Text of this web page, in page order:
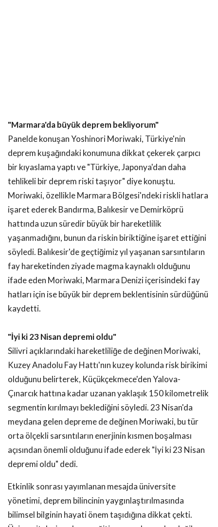
Panelde konuşan Yoshinori Moriwaki, Türkiye'nin
deprem kuşağındaki konumuna dikkat çekerek çarpıcı
bir kıyaslama yaptı ve "Türkiye, Japonya'dan daha
tehlikeli bir deprem riski taşıyor" diye konuştu.
Moriwaki, özellikle Marmara Bölgesi'ndeki riskli hatlara
işaret ederek Bandırma, Balıkesir ve Demirköprü
hattında uzun süredir büyük bir hareketlilik
yaşanmadığını, bunun da riskin biriktiğine işaret ettiğini
söyledi. Balıkesir'de geçtiğimiz yıl yaşanan sarsıntıların
fay hareketinden ziyade magma kaynaklı olduğunu
ifade eden Moriwaki, Marmara Denizi içerisindeki fay
hatları için ise büyük bir deprem beklentisinin sürdüğünü
kaydetti.
Silivri açıklarındaki hareketliliğe de değinen Moriwaki,
Kuzey Anadolu Fay Hattı'nın kuzey kolunda risk birikimi
olduğunu belirterek, Küçükçekmece'den Yalova-
Çınarcık hattına kadar uzanan yaklaşık 150 kilometrelik
segmentin kırılmayı beklediğini söyledi. 23 Nisan'da
meydana gelen depreme de değinen Moriwaki, bu tür
orta ölçekli sarsıntıların enerjinin kısmen boşalması
açısından önemli olduğunu ifade ederek "İyi ki 23 Nisan
depremi oldu" dedi.
yönetimi, deprem bilincinin yaygınlaştırılmasında
bilimsel bilginin hayati önem taşıdığına dikkat çekti.
Üniversitelerin yalnızca eğitim veren kurumlar değil,